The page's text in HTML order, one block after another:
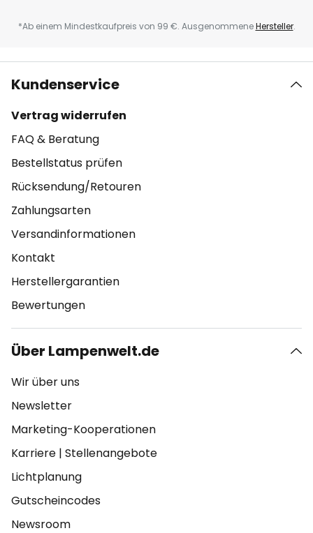
*Ab einem Mindestkaufpreis von 99 €. AusgenommeneHersteller.
Kundenservice
Vertrag widerrufen
FAQ & Beratung
Bestellstatus prüfen
Rücksendung/Retouren
Zahlungsarten
Versandinformationen
Kontakt
Herstellergarantien
Bewertungen
Über Lampenwelt.de
Wir über uns
Newsletter
Marketing-Kooperationen
Karriere | Stellenangebote
Lichtplanung
Gutscheincodes
Newsroom